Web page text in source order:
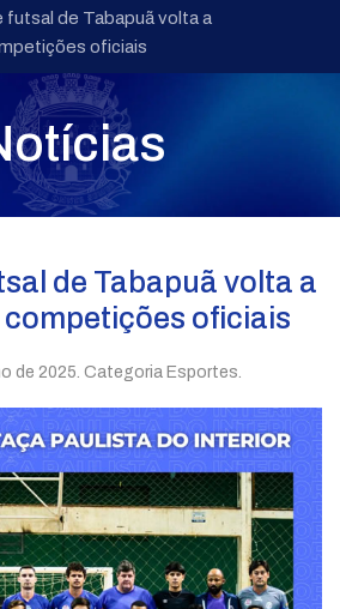
futsal de Tabapuã volta a
oficiais
de Tabapuã volta a
oficiais
de 2025 . Categoria Esportes.